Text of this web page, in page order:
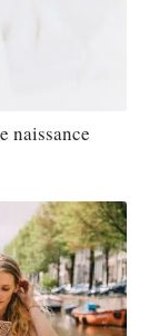
naissance